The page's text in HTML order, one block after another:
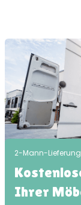
2-Mann-Lieferung
Ihrer